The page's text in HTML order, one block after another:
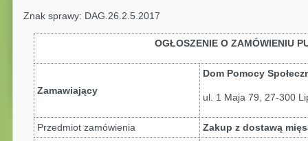
Znak sprawy: DAG.26.2.5.2017
OGŁOSZENIE O ZAMÓWIENIU
Zamawiający
Dom Pomocy
ul. 1 Maja 79, 27-300
Przedmiot zamówienia
Zakup z dostawą